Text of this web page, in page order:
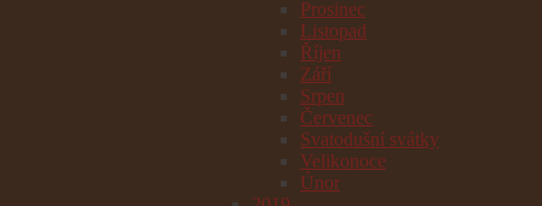
Prosinec
Listopad
Říjen
Září
Srpen
Červenec
Svatodušní svátky
Velikonoce
Únor